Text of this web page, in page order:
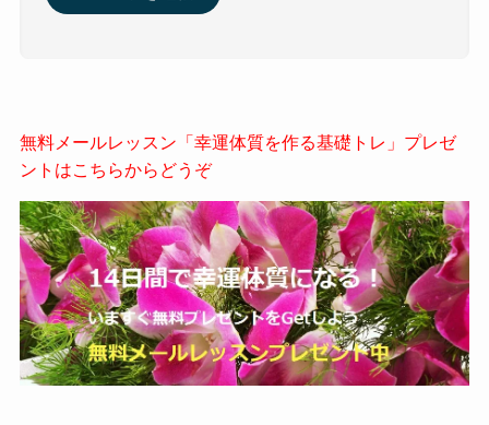
無料メールレッスン「幸運体質を作る基礎トレ」プレゼ
ントはこちらからどうぞ